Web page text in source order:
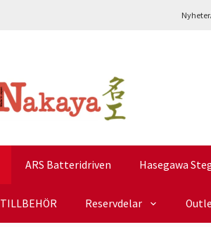
Nyheter
ARS Batteridriven Hasegawa
TILLBEHÖR Reservdelar